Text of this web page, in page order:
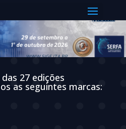
27 edições
as seguintes marcas: